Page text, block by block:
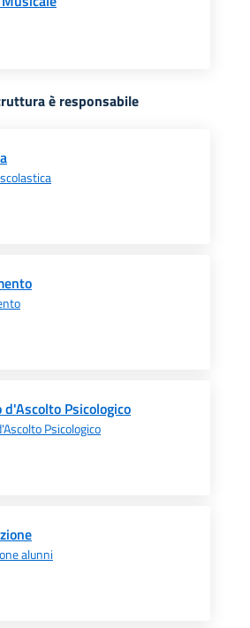
è responsabile
Psicologico
Psicologico
alunni